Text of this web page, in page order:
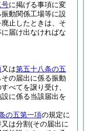
号に掲げる事項に変
動関係工場等に設
止したときは、そ
届け出なければな
又は第五十八条の五
の届出に係る振動
べてを譲り受け、
に係る当該届出を
の五第一項の規定に
は分割(その届出に